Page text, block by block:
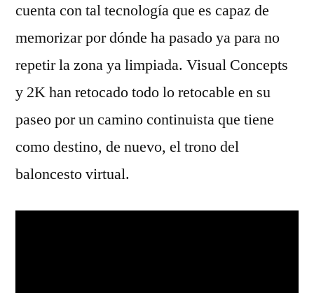
cuenta con tal tecnología que es capaz de
memorizar por dónde ha pasado ya para no
repetir la zona ya limpiada. Visual Concepts
y 2K han retocado todo lo retocable en su
paseo por un camino continuista que tiene
como destino, de nuevo, el trono del
baloncesto virtual.